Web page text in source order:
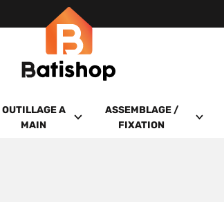
OUTILLAGE A
MAIN
ASSEMBLAGE /
FIXATION